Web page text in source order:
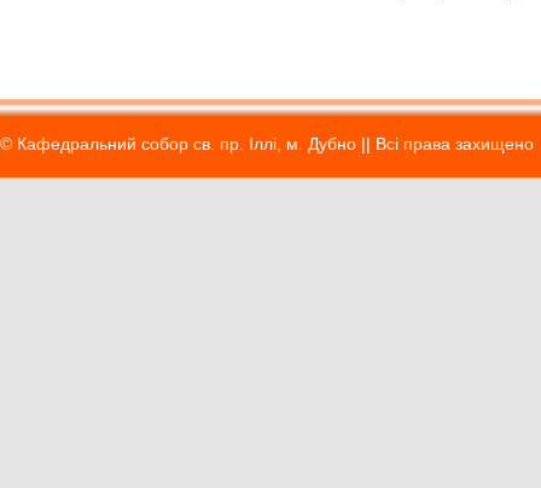
© Кафедральний собор св. пр. Іллі, м. Дубно || Вci права захищено